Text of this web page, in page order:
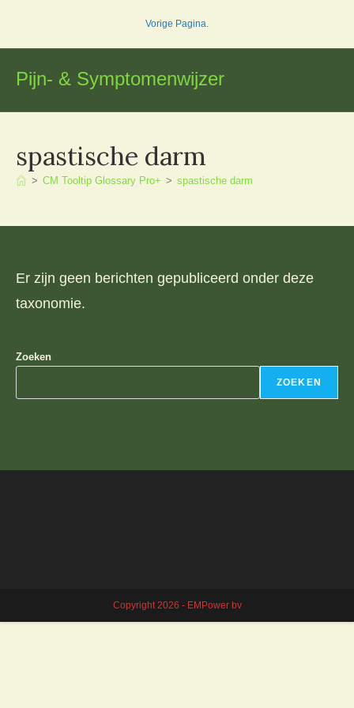
inhoud
Vorige Pagina.
Pijn- & Symptomenwijzer
spastische darm
> CM Tooltip Glossary Pro+ > spastische darm
Er zijn geen berichten gepubliceerd onder deze
taxonomie.
Zoeken
ZOEKEN
Copyright 2026 - EMPower bv